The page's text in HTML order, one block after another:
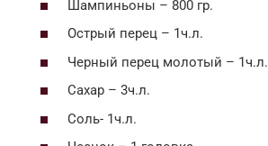
Шампиньоны – 800 гр.
Острый перец – 1ч.л.
Черный перец молотый – 1ч.л.
Сахар – 3ч.л.
Соль- 1ч.л.